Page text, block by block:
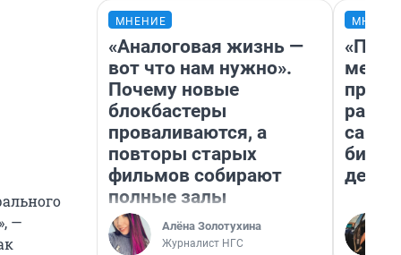
—
МНЕНИЕ
«Аналоговая жизнь —
вот что нам нужно».
Почему новые
блокбастеры
проваливаются, а
повторы старых
фильмов собирают
полные залы
Алёна Золотухина
Журналист НГС